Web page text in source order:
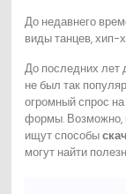
До недавнего
виды танцев, хип-
До последних лет
не был так
огромный спрос
формы. Возможно,
ищут способы
могут найти